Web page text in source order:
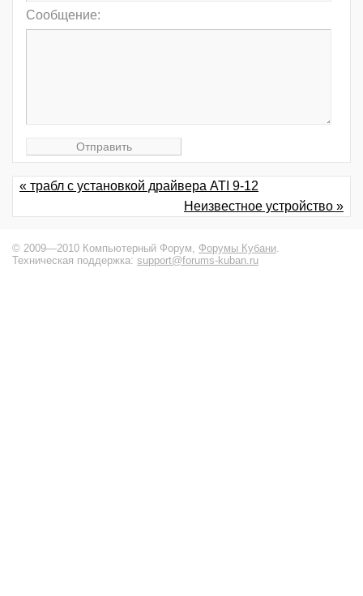
Сообщение:
« трабл с установкой драйвера ATI 9-12
Неизвестное устройство »
© 2009—2010 Компьютерный Форум, Форумы Кубани
Техническая поддержка: support@forums-kuban.ru